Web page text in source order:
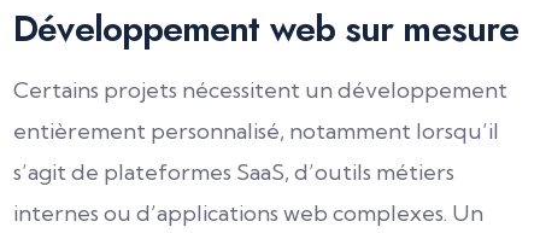
Développement web sur mesure
Certains projets nécessitent un développement
entièrement personnalisé, notamment lorsqu’il
s’agit de plateformes SaaS, d’outils métiers
internes ou d’applications web complexes. Un